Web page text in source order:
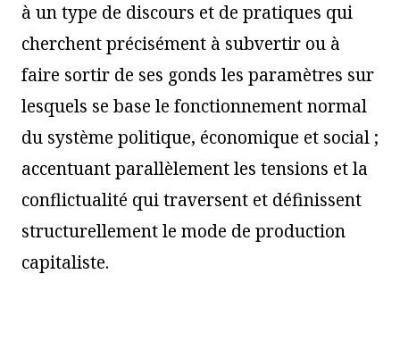
à un type de discours et de pratiques qui
cherchent précisément à subvertir ou à
faire sortir de ses gonds les paramètres sur
lesquels se base le fonctionnement normal
du système politique, économique et social ;
accentuant parallèlement les tensions et la
conflictualité qui traversent et définissent
structurellement le mode de production
capitaliste.